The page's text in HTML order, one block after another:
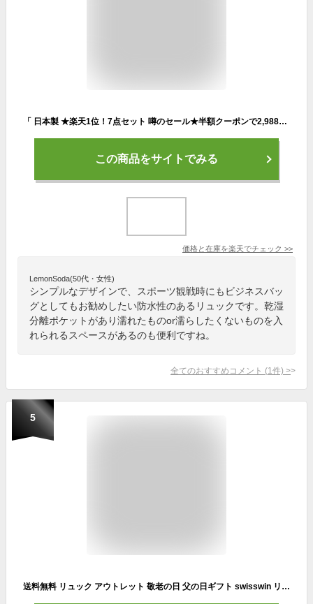
「 日本製 ★楽天1位！7点セット 噂のセール★半額クーポンで2,988円」送料無料 トラベルポーチ 6点セット 圧縮 圧縮ポーチ 圧縮袋 旅行 トラベルグッズ 便利グッズ パッキング グッズ 圧縮収納ポーチ 旅行ポーチ パッキング 収納ポーチ 圧縮で衣類スペース50％節約
この商品をサイトでみる
価格と在庫を楽天でチェック >>
LemonSoda(50代・女性)
シンプルなデザインで、スポーツ観戦時にもビジネスバッ
グとしてもお勧めしたい防水性のあるリュックです。乾湿
分離ポケットがあり濡れたものor濡らしたくないものを入
れられるスペースがあるのも便利ですね。
全てのおすすめコメント (1 件) >
5
送料無料 リュック アウトレット 敬老の日 父の日ギフト swisswin リュック バッグ sale 椅子付きリュック チェアインバックパック どこでも座れる レジャー ハイキング スポーツ 釣り 観戦 高性能 大容量 防水 撥水旅行 送料無料 sw2188【レインカバープレゼント付き】